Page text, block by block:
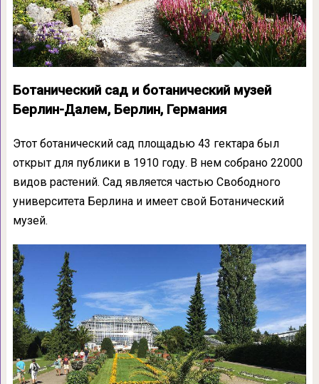
Ботанический сад и ботанический музей
Берлин-Далем, Берлин, Германия
Этот ботанический сад площадью 43 гектара был
открыт для публики в 1910 году. В нем собрано 22000
видов растений. Сад является частью Свободного
университета Берлина и имеет свой Ботанический
музей.